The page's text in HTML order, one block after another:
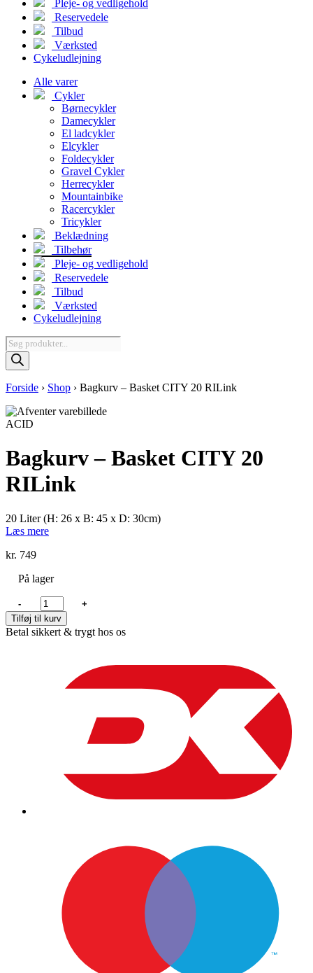
Pleje- og vedligehold
Reservedele
Tilbud
Værksted
Cykeludlejning
Alle varer
Cykler
Børnecykler
Damecykler
El ladcykler
Elcykler
Foldecykler
Gravel Cykler
Herrecykler
Mountainbike
Racercykler
Tricykler
Beklædning
Tilbehør
Pleje- og vedligehold
Reservedele
Tilbud
Værksted
Cykeludlejning
Products
search
Forside › Shop › Bagkurv – Basket CITY 20 RILink
ACID
Bagkurv – Basket CITY 20
RILink
20 Liter (H: 26 x B: 45 x D: 30cm)
Læs mere
kr. 749
På lager
Bagkurv
-
Basket
CITY
-
+
Tilføj til kurv
Betal sikkert & trygt hos os